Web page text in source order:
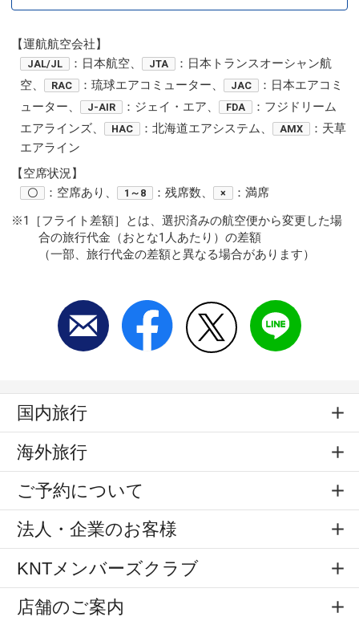
【運航航空会社】
JAL/JL ：日本航空、 JTA
：日本トランスオーシャン航
空、
RAC ：琉球エアコミューター、 JAC
：日本エアコミ
ューター、
J-AIR ：ジェイ・エア、 FDA
：フジドリーム
エアラインズ、
HAC ：北海道エアシステム、 AMX
：天草
エアライン
【空席状況】
〇 ：空席あり、 1～8 ：残席数、 ×
：満席
※1［フライト差額］とは、選択済みの航空便から変更した場
合の旅行代金（おとな1人あたり）の差額
（一部、旅行代金の差額と異なる場合があります）
国内旅行
海外旅行
ご予約について
法人・企業のお客様
KNTメンバーズクラブ
店舗のご案内